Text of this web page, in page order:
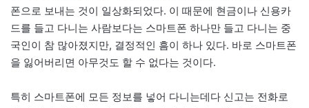
폰으로 보내는 것이 일상화되었다. 이 때문에 현금이나 신용카
드를 들고 다니는 사람보다는 스마트폰 하나만 들고 다니는 중
국인이 참 많아졌지만, 결정적인 흠이 하나 있다. 바로 스마트폰
을 잃어버리면 아무것도 할 수 없다는 것이다.
특히 스마트폰에 모든 정보를 넣어 다니는데다 신고는 전화로